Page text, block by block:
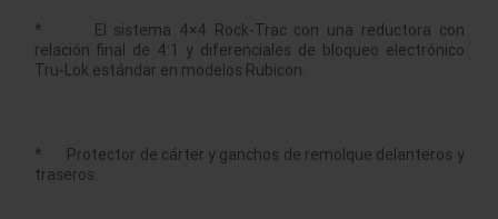
* El sistema 4×4 Rock-Trac con una reductora con
relación final de 4:1 y diferenciales de bloqueo electrónico
Tru-Lok estándar en modelos Rubicon.
* Protector de cárter y ganchos de remolque delanteros y
traseros.